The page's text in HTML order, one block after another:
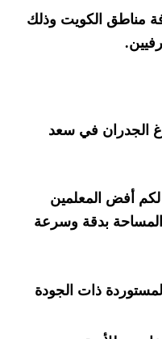
مناطق الكويت وذلك
الجدران في سعد
أفض المعلمين
بدقة وسرعة
ذات الجودة